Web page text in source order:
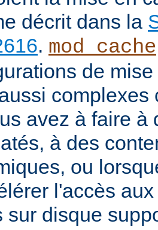
décrit dans la
. mod_cache
de
complexes
avez à faire à
à des
ou
l'accès
sur disque